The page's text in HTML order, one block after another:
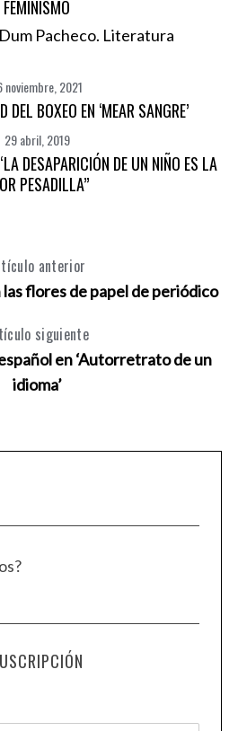
FEMINISMO
noviembre, 2021
BOXEO EN ‘MEAR SANGRE’
29 abril, 2019
DESAPARICIÓN DE UN NIÑO ES LA
PESADILLA”
anterior
las flores de papel de periódico
siguiente
en ‘Autorretrato de un
idioma’